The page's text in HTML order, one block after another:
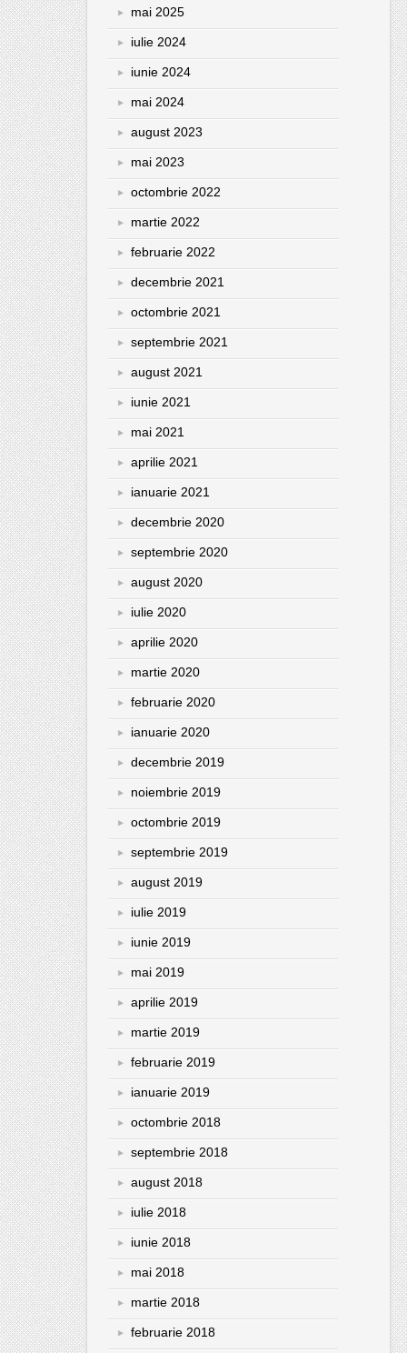
mai 2025
iulie 2024
iunie 2024
mai 2024
august 2023
mai 2023
octombrie 2022
martie 2022
februarie 2022
decembrie 2021
octombrie 2021
septembrie 2021
august 2021
iunie 2021
mai 2021
aprilie 2021
ianuarie 2021
decembrie 2020
septembrie 2020
august 2020
iulie 2020
aprilie 2020
martie 2020
februarie 2020
ianuarie 2020
decembrie 2019
noiembrie 2019
octombrie 2019
septembrie 2019
august 2019
iulie 2019
iunie 2019
mai 2019
aprilie 2019
martie 2019
februarie 2019
ianuarie 2019
octombrie 2018
septembrie 2018
august 2018
iulie 2018
iunie 2018
mai 2018
martie 2018
februarie 2018